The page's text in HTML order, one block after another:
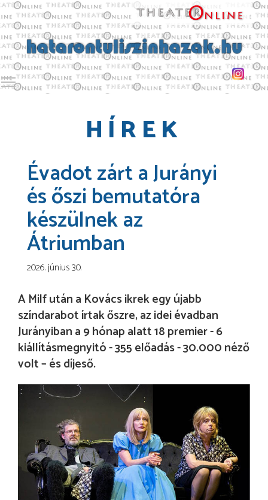
Toggle main menu visibility
HÍREK
Évadot zárt a Jurányi
és őszi bemutatóra
készülnek az
Átriumban
2026. június 30.
A Milf után a Kovács ikrek egy újabb
színdarabot írtak őszre, az idei évadban
Jurányiban a 9 hónap alatt 18 premier - 6
kiállításmegnyitó - 355 előadás - 30.000 néző
volt – és díjeső.